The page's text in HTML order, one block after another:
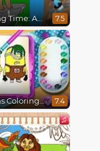
Coloring Time: Animals 7.5
Minions Coloring Book 7.4